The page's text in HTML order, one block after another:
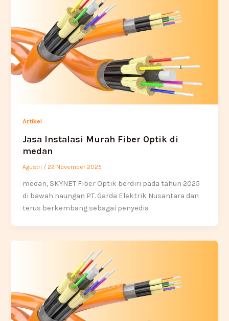
Artikel
Jasa Instalasi Murah Fiber Optik di
medan
Agustri / 22 November 2025
medan, SKYNET Fiber Optik berdiri pada tahun 2025
di bawah naungan PT. Garda Elektrik Nusantara dan
terus berkembang sebagai penyedia